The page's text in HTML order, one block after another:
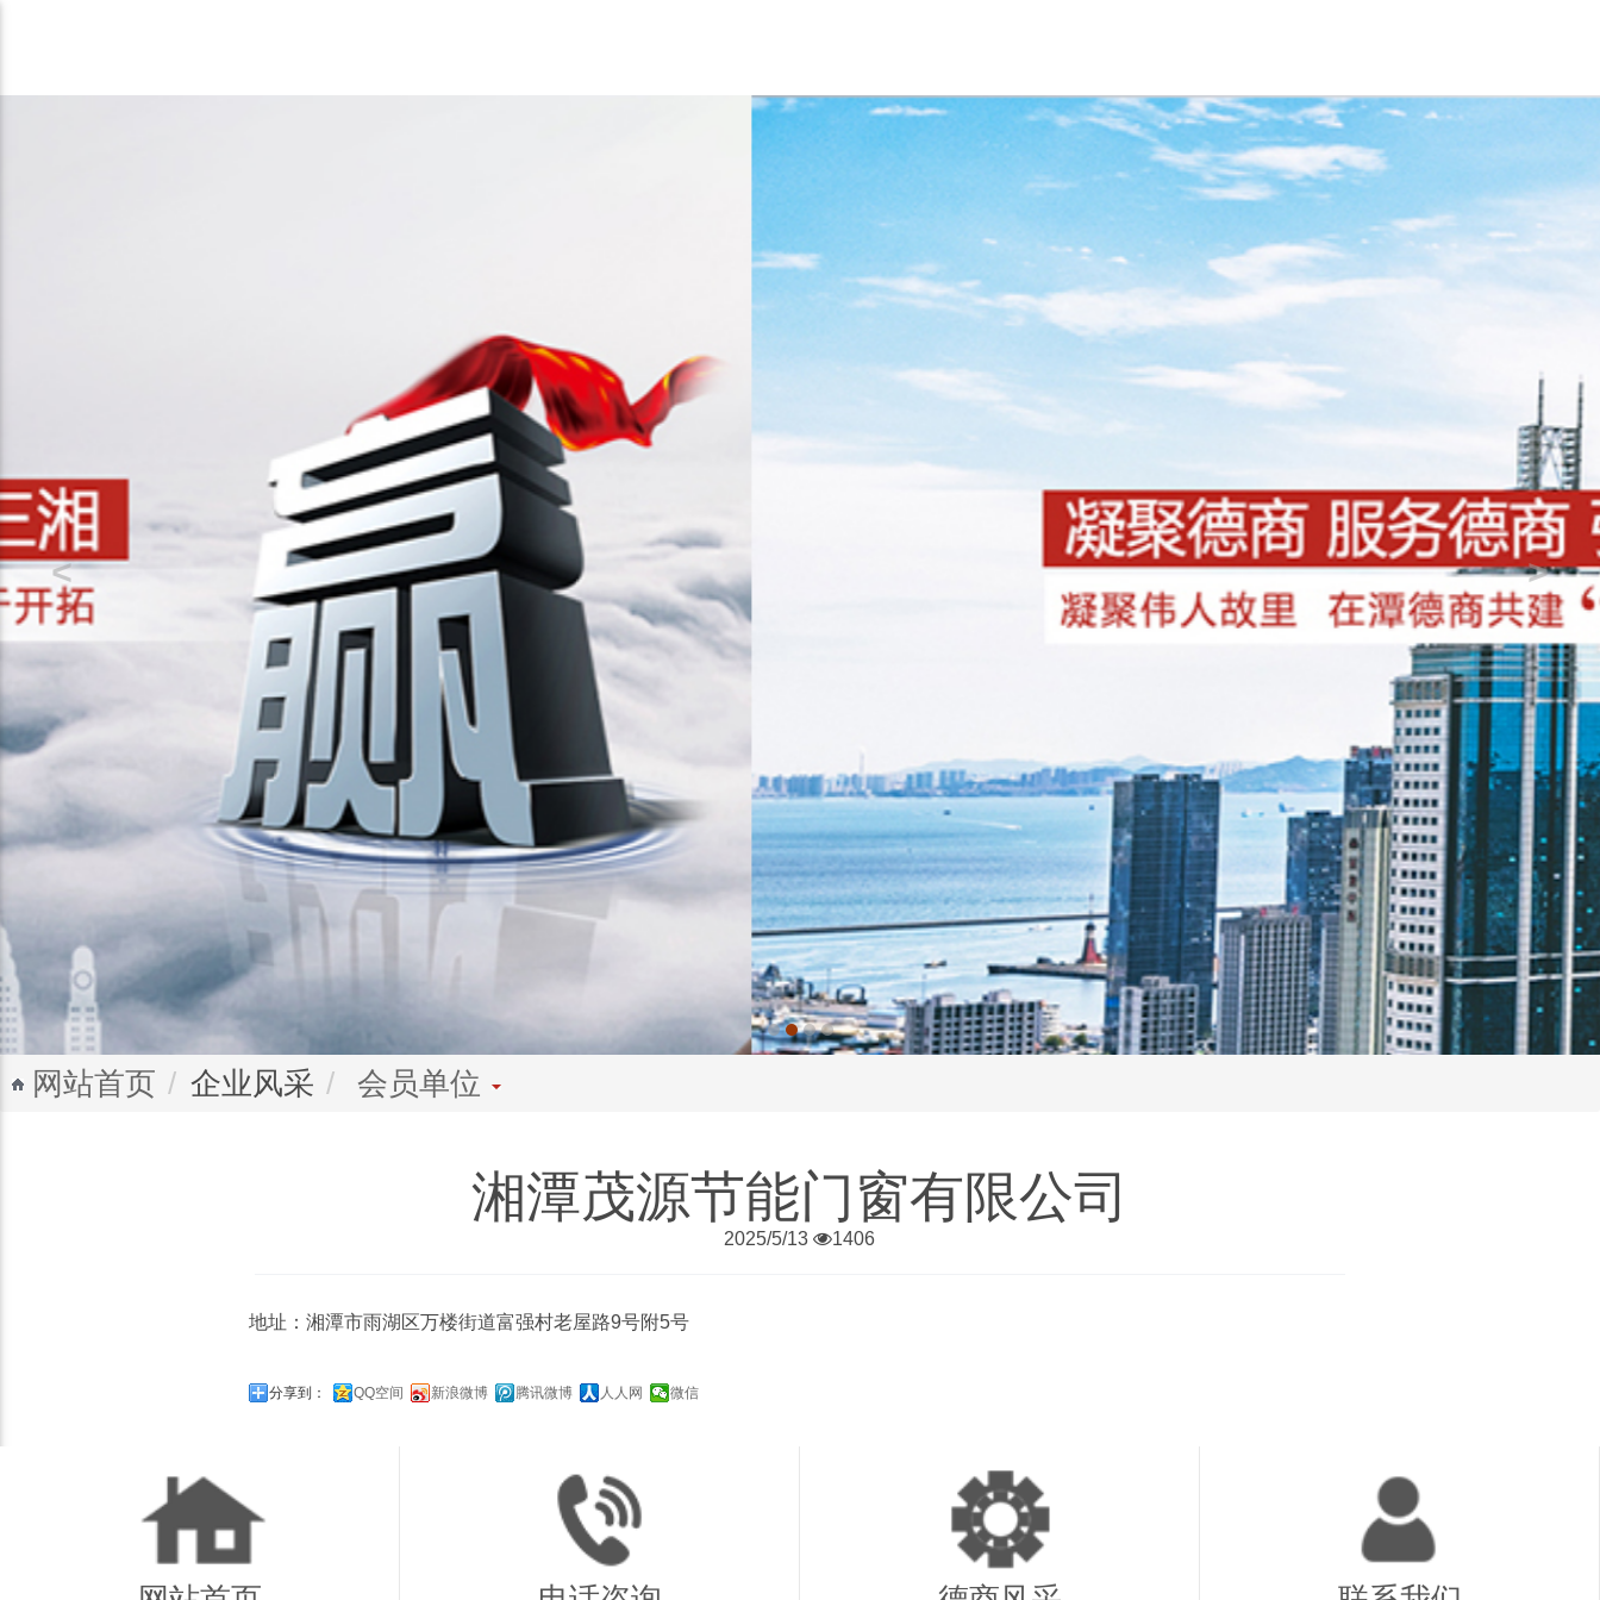
网站首页 企业风采 会员单位
湘潭茂源节能门窗有限公司
2025/5/13 1406
地址：湘潭市雨湖区万楼街道富强村老屋路9号附5号
分享到： QQ空间 新浪微博 腾讯微博 人人网 微信
Copyright©2019-2021 湘潭市常德商会 版权所有